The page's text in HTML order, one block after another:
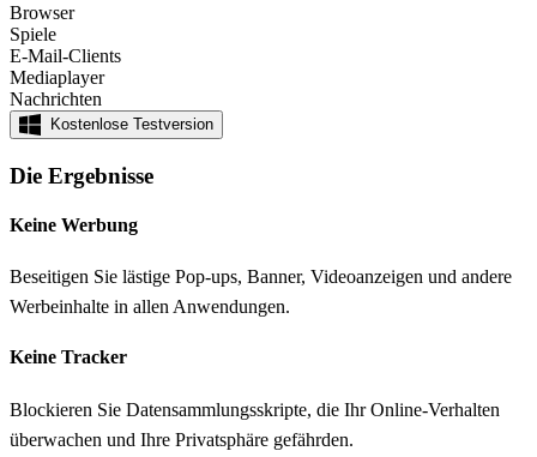
Browser
Spiele
E-Mail-Clients
Mediaplayer
Nachrichten
Kostenlose Testversion
Die Ergebnisse
Keine Werbung
Beseitigen Sie lästige Pop-ups, Banner, Videoanzeigen und andere
Werbeinhalte in allen Anwendungen.
Keine Tracker
Blockieren Sie Datensammlungsskripte, die Ihr Online-Verhalten
überwachen und Ihre Privatsphäre gefährden.